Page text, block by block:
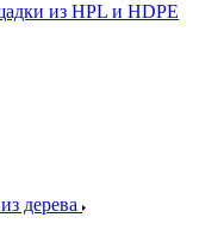
из HPL и HDPE
дерева